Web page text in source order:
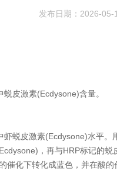
发布日期：2026-
皮激素(Ecdysone)含量。
蜕皮激素(Ecdysone)水平
，再与HRP标记的
催化下转化成蓝色，并在酸